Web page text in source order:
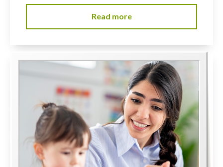
Read more